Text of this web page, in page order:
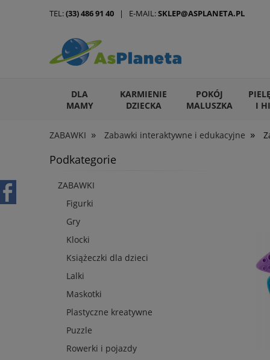
DLA
MAMY
KARMIENIE
DZIECKA
POKÓJ
MALUSZKA
I
ARTYKUŁY DLA ZWIERZĄT
ZABAWKI » Zabawki interaktywne i edukacyjne »
TEL:(33) 486 91 40 | E-MAIL:SKLEP@ASPLANETA.PL
Podkategorie
ZABAWKI
Figurki
Gry
Klocki
Książeczki dla dzieci
Lalki
Maskotki
Plastyczne kreatywne
Puzzle
Rowerki i pojazdy